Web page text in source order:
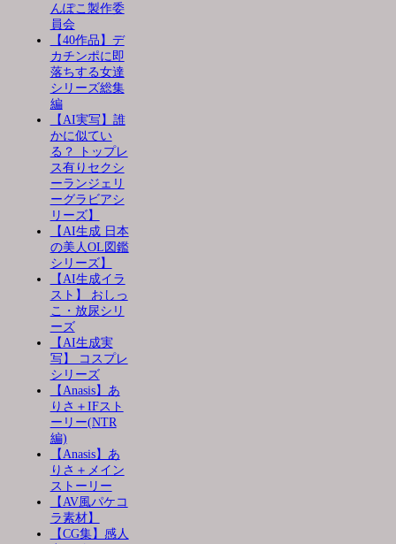
んぽこ製作委
員会
【40作品】デ
カチンポに即
落ちする女達
シリーズ総集
編
【AI実写】誰
かに似てい
る？ トップレ
ス有りセクシ
ーランジェリ
ーグラビアシ
リーズ】
【AI生成 日本
の美人OL図鑑
シリーズ】
【AI生成イラ
スト】 おしっ
こ・放尿シリ
ーズ
【AI生成実
写】 コスプレ
シリーズ
【Anasis】あ
りさ＋IFスト
ーリー(NTR
編)
【Anasis】あ
りさ＋メイン
ストーリー
【AV風パケコ
ラ素材】
【CG集】感人